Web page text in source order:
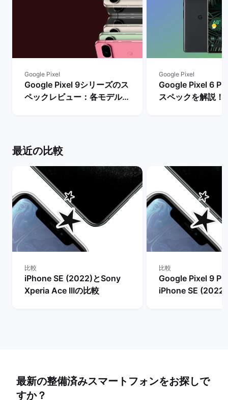
Google Pixel
Google Pixel 9シリーズのス
ペックレビュー：各モデルの
Google Pixel
Google Pixel 6
スペックを解説！
最近の比較
比較
iPhone SE (2022)とSony
Xperia Ace IIIの比較
比較
Google Pixel 9
iPhone SE
最新の整備済みスマートフォンをお探しで
すか？